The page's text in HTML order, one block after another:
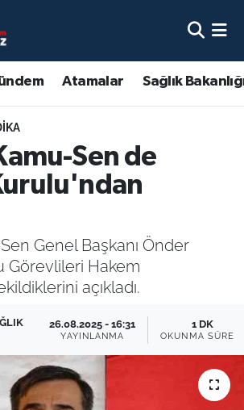
Atamalar Sağlık
Sen de
Genel Başkanı Önder
Görevlileri Hakem
açıkladı.
26.08.2025 - 16:31
YAYINLANMA
1 DK
OKUNMA SÜRESI
Durumu ve Fikstür